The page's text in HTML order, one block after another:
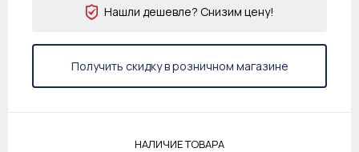
Нашли дешевле? Снизим цену!
Получить скидку в розничном магазине
НАЛИЧИЕ ТОВАРА